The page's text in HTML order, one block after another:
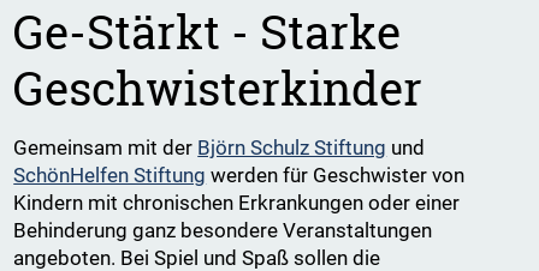
Ge-Stärkt - Starke
Geschwisterkinder
Gemeinsam mit der Björn Schulz Stiftung und
SchönHelfen Stiftung werden für Geschwister von
Kindern mit chronischen Erkrankungen oder einer
Behinderung ganz besondere Veranstaltungen
angeboten. Bei Spiel und Spaß sollen die